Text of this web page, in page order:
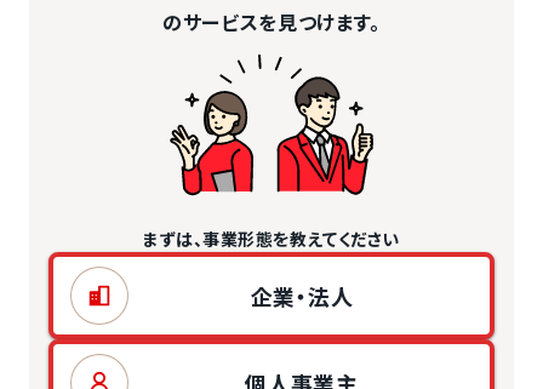
のサービスを見つけます。
まずは、事業形態を教えてください
企業・法人